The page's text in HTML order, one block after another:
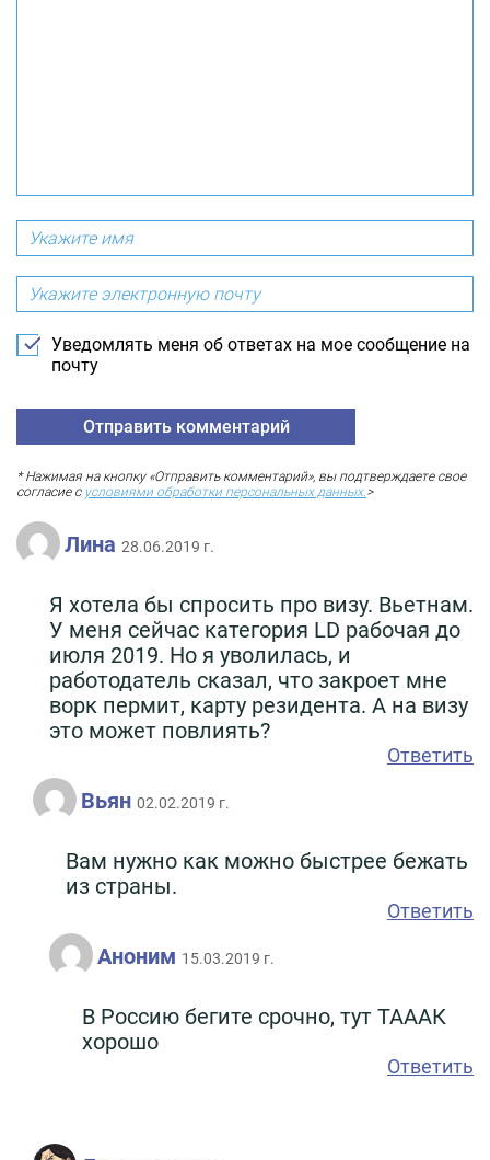
Уведомлять меня об ответах на мое сообщение на
почту
* Нажимая на кнопку «Отправить комментарий», вы подтверждаете свое
согласие с условиями обработки персональных данных. >
Лина 28.06.2019 г.
Я хотела бы спросить про визу. Вьетнам.
У меня сейчас категория LD рабочая до
июля 2019. Но я уволилась, и
работодатель сказал, что закроет мне
ворк пермит, карту резидента. А на визу
это может повлиять?
Ответить
Вьян 02.02.2019 г.
Вам нужно как можно быстрее бежать
из страны.
Ответить
Аноним 15.03.2019 г.
В Россию бегите срочно, тут ТАААК
хорошо
Ответить